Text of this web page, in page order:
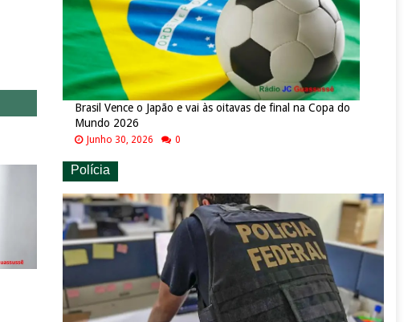
Brasil Vence o Japão e vai às oitavas de final na Copa do
Mundo 2026
Junho 30, 2026 0
Polícia